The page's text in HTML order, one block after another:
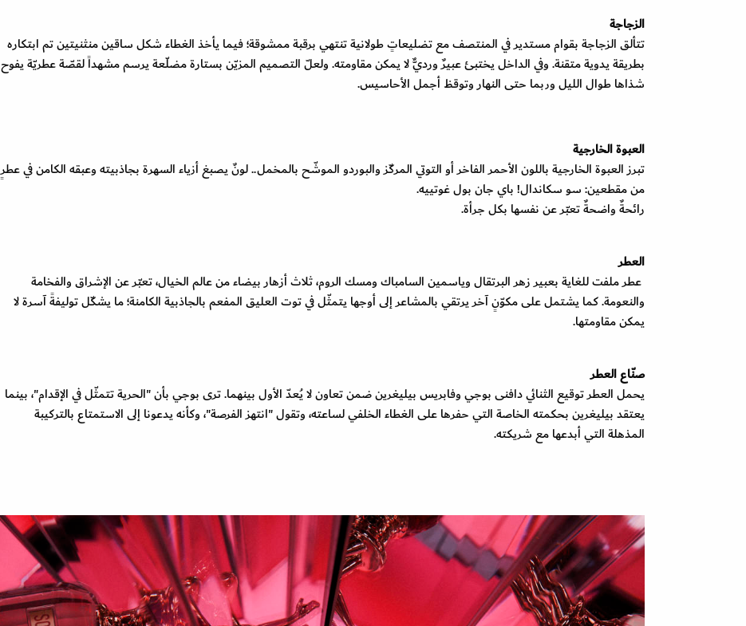
الزجاجة
تتألق الزجاجة بقوام مستدير في المنتصف مع تضليعاتٍ طولانية تنتهي برقبة ممشوقة؛ فيما يأخذ الغطاء شكل ساقين منثنيتين تم ابتكاره
بطريقة يدوية متقنة. وفي الداخل يختبئ عبيرٌ ورديٌّ لا يمكن مقاومته. ولعلّ التصميم المزيّن بستارة مضلّعة يرسم مشهداً لقصّة عطريّة يفوح
شذاها طوال الليل وربما حتى النهار وتوقظ أجمل الأحاسيس.
العبوة الخارجية
تبرز العبوة الخارجية باللون الأحمر الفاخر أو التوتي المركّز والبوردو الموشّح بالمخمل.. لونٌ يصبغ أزياء السهرة بجاذبيته وعبقه الكامن في عطرٍ
من مقطعين: سو سكاندال! باي جان بول غوتييه.
رائحةٌ واضحةٌ تعبّر عن نفسها بكل جرأة.
العطر
عطر ملفت للغاية بعبير زهر البرتقال وياسمين السامباك ومسك الروم، ثلاث أزهار بيضاء من عالم الخيال، تعبّر عن الإشراق والفخامة
والنعومة. كما يشتمل على مكوّنٍ آخر يرتقي بالمشاعر إلى أوجها يتمثّل في توت العليق المفعم بالجاذبية الكامنة؛ ما يشكّل توليفةً آسرة لا
يمكن مقاومتها.
صنّاع العطر
يحمل العطر توقيع الثنائي دافنى بوجي وفابريس بيليغرين ضمن تعاون لا يُعدّ الأول بينهما. ترى بوجي بأن "الحرية تتمثّل في الإقدام"، بينما
يعتقد بيليغرين بحكمته الخاصة التي حفرها على الغطاء الخلفي لساعته، وتقول "انتهز الفرصة"، وكأنه يدعونا إلى الاستمتاع بالتركيبة
المذهلة التي أبدعها مع شريكته.